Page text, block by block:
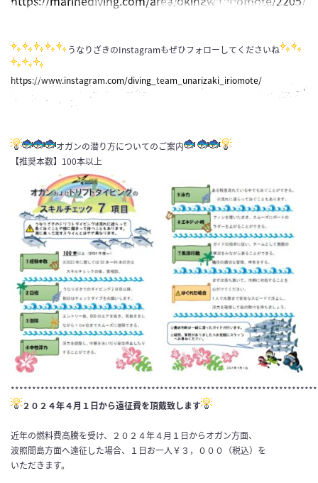
うなりざきのInstagramもぜひフォローしてくださいね
https://www.instagram.com/diving_team_unarizaki_iriomote/
オガンの潜り方についてのご案内
【推奨本数】100本以上
２０２４年４月１日から遠征費を頂戴致します
近年の燃料費高騰を受け、２０２４年４月１日からオガン方面、
波照間島方面へ遠征した場合、１日お一人￥３，０００（税込）を
いただきます。